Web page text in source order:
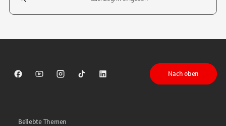
Sparkasse auf Facebook
Sparkasse auf Youtube
Sparkasse auf Instagram
Sparkasse auf TikTok
Sparkasse auf LinkedIn
Nach oben
Beliebte Themen